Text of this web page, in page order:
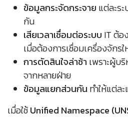
ข้อมูลกระจัดกระจาย แต่ละร
กัน
เสียเวลาเชื่อมต่อระบบ IT ต้อ
เมื่อต้องการเชื่อมเครื่องจักร
การตัดสินใจล่าช้า เพราะผู้บ
จากหลายฝ่าย
ข้อมูลแยกส่วนกัน ทำให้แต่ล
เมื่อใช้Unified Namespace